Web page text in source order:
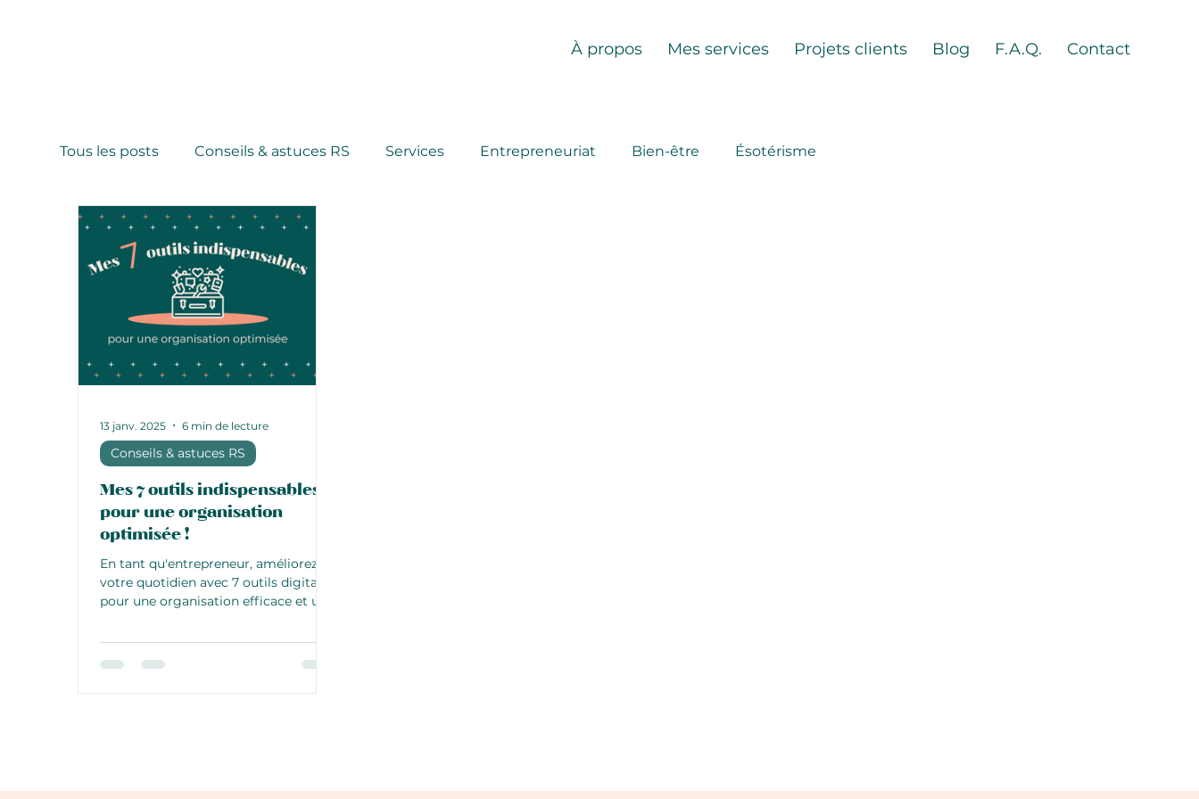
À propos Mes services Projets clients Blog F.A.Q. Contact
Tous les posts Conseils & astuces RS Services Entrepreneuriat Bien-être Ésotérisme
Mes 7 outils indispensables
pour une organisation
optimisée !
En tant qu'entrepreneur, améliorez
votre quotidien avec 7 outils digitaux
pour une organisation efficace et un
Conseils & astuces RS
13 janv. 2025 6 min de lecture